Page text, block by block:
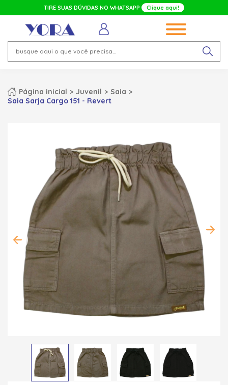
TIRE SUAS DÚVIDAS NO WHATSAPP Clique aqui!
Página inicial Juvenil
Saia
Saia Sarja Cargo 151 - Revert